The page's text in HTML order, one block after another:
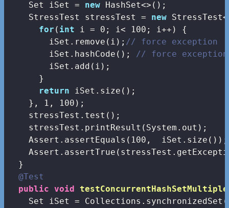
    Set
iSet = new HashSet<>();
    StressTest
stressTest = new
for ( int i = 0 ; i< 100 ; i++) {
        iSet.remove(i);
// force exception
        iSet.hashCode();
// force exception
        iSet.add(i);
      }
return iSet.size();
    },
1 , 100 );
    stressTest.test();
    stressTest.printResult(System.out);
    Assert.assertEquals(
100 ,  iSet.size());
  }
@Test
public void
    Set
iSet = Collections.synchronizedSet(